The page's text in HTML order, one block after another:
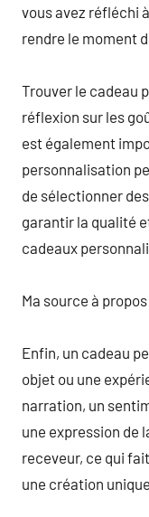
vous avez réfléchi
rendre le moment
Trouver le cadeau
réflexion sur les
est également
personnalisation
de sélectionner
garantir la qualité
cadeaux
Ma source à
Enfin, un cadeau
objet ou une
narration, un
une expression de
receveur, ce qui
une création